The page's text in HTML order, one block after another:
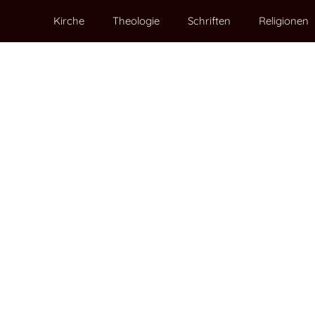
Kirche Theologie Schriften Religionen